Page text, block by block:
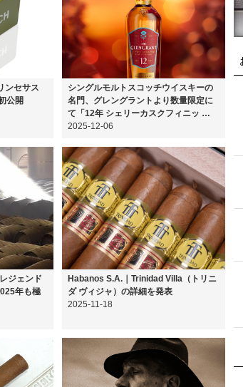
ンセサス
公開
シングルモルトスコッチウイスキーの
名門、グレングラントより数量限定に
て「12年 シェリーカスクフィニッ …
2025-12-06
ジェンド
年も極
Habanos S.A.｜Trinidad Villa（トリニ
ダ ヴィジャ）の詳細を発表
2025-11-18